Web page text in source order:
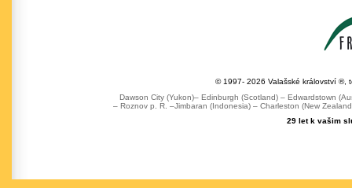
© 1997- 2026 Valašské království ®,
Dawson City (Yukon)– Edinburgh (Scotland) – Edwardstown
– Roznov p. R. –Jimbaran (Indonesia) – Charleston (New
29 let k vašim